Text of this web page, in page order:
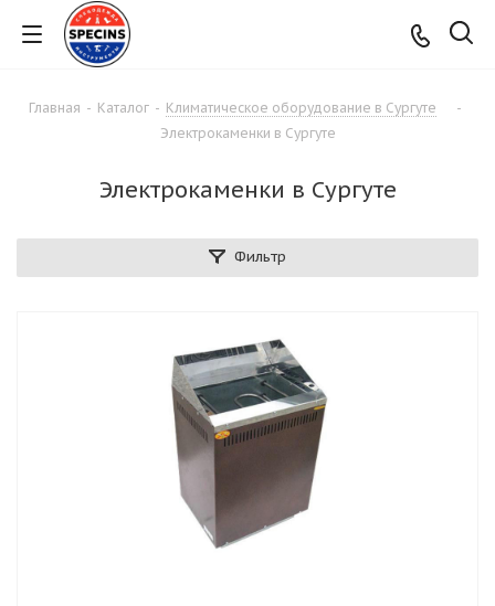
Главная - Каталог - Климатическое оборудование в Сургуте
-
Электрокаменки в Сургуте
Электрокаменки в Сургуте
Фильтр